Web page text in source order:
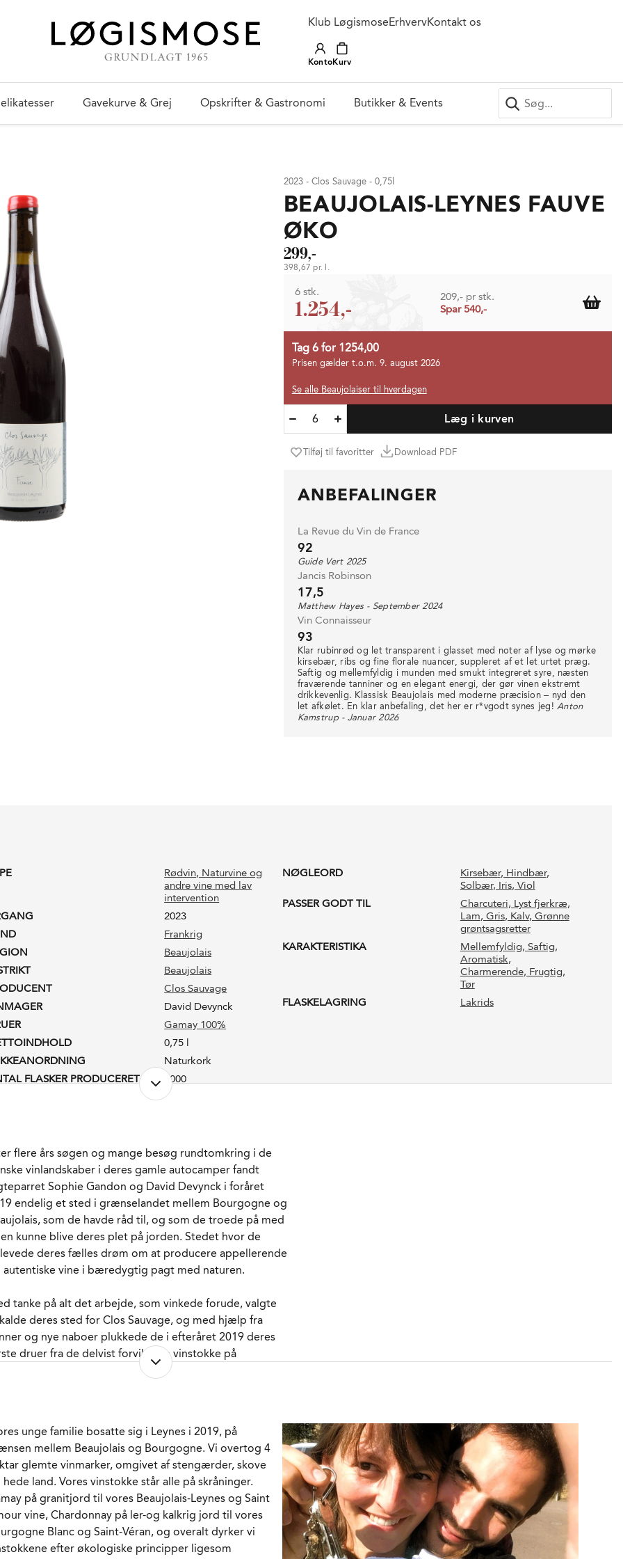
Klub LøgismoseErhvervKontakt os
KontoKurv
Gavekurve & Grej Opskrifter & Gastronomi Butikker & Events
2023 - Clos Sauvage - 0,75l
BEAUJOLAIS-LEYNES FAUVE
ØKO
299,-
398,67 pr. l.
6 stk.
1.254,-
209,- pr stk.
Spar 540,-
Tag 6 for 1254,00
Prisen gælder t.o.m. 9. august 2026
Se alle Beaujolaiser til hverdagen
Læg i kurven
Tilføj til favoritter Download PDF
ANBEFALINGER
La Revue du Vin de France
92
Guide Vert 2025
Jancis Robinson
17,5
Matthew Hayes - September 2024
Vin Connaisseur
93
Klar rubinrød og let transparent i glasset med noter af lyse og mørke
kirsebær, ribs og fine florale nuancer, suppleret af et let urtet præg.
Saftig og mellemfyldig i munden med smukt integreret syre, næsten
fraværende tanniner og en elegant energi, der gør vinen ekstremt
drikkevenlig. Klassisk Beaujolais med moderne præcision – nyd den
let afkølet. En klar anbefaling, det her er r*vgodt synes jeg!Anton
Kamstrup - Januar 2026
Rødvin, Naturvine og
andre vine med lav
intervention
2023
Frankrig
Beaujolais
Beaujolais
Clos Sauvage
David Devynck
Gamay 100%
0,75 l
Naturkork
FLASKER PRODUCERET
3000
Økologisk
0,1 g/l
3,18 g/l
50 mg/l
Ja
12 måneder i brugte
demi muids fulgt af 8
måneder i stål.
HOLDBARHED
5-8 år fra høståret.
Flaske (75 cl)
300381
NØGLEORD Kirsebær, Hindbær,
Solbær, Iris, Viol
PASSER GODT TIL
Charcuteri, Lyst fjerkræ,
Lam, Gris, Kalv, Grønne
grøntsagsretter
KARAKTERISTIKA
Mellemfyldig, Saftig,
Aromatisk,
Charmerende, Frugtig,
Tør
FLASKELAGRING
Lakrids
flere års søgen og mange besøg rundtomkring i de
vinlandskaber i deres gamle autocamper fandt
Sophie Gandon og David Devynck i foråret
endelig et sted i grænselandet mellem Bourgogne og
som de havde råd til, og som de troede på med
kunne blive deres plet på jorden. Stedet hvor de
deres fælles drøm om at producere appellerende
autentiske vine i bæredygtig pagt med naturen.
tanke på alt det arbejde, som vinkede forude, valgte
deres sted for Clos Sauvage, og med hjælp fra
og nye naboer plukkede de i efteråret 2019 deres
druer fra de delvist forvildede vinstokke på
op mod gården. Det blev til deres første
for deres netværk i Paris, Reims, Lille og
er det gået stærk. De oprindeligt omkring 4 ha. er
til 8 og 1 vin er blevet til 10, samtidig med at
eksperterne Jasper Morris og Bill Nanson er
at lægge vejen forbi for at smage på vinene.
er det endda blevet til en fuld profil i Le guide des
unge familie bosatte sig i Leynes i 2019, på
mellem Beaujolais og Bourgogne. Vi overtog 4
glemte vinmarker, omgivet af stengærder, skove
land. Vores vinstokke står alle på skråninger.
på granitjord til vores Beaujolais-Leynes og Saint
vine, Chardonnay på ler-og kalkrig jord til vores
Blanc og Saint-Véran, og overalt dyrker vi
efter økologiske principper ligesom